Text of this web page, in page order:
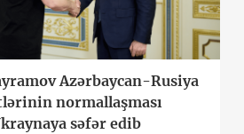
Azərbaycan-Rusiya
normallaşması
səfər edib